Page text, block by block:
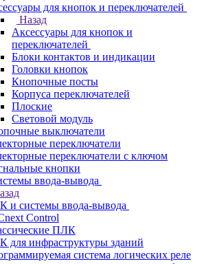
для кнопок и переключателей
Назад
Аксессуары для кнопок и
переключателей
Блоки контактов и индикации
Головки кнопок
Кнопочные посты
Корпуса переключателей
Плоские
Световой модуль
выключатели
переключатели
переключатели с ключом
кнопки
ввода-вывода
и системы ввода-вывода
Control
ПЛК
для инфраструктуры зданий
система логических реле